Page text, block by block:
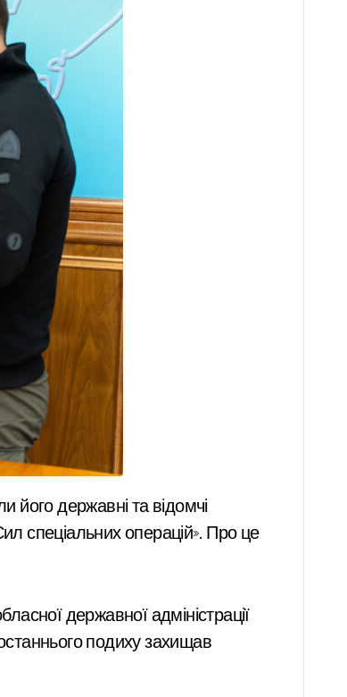
спеціальних операцій». Про це
державної адміністрації
подиху захищав